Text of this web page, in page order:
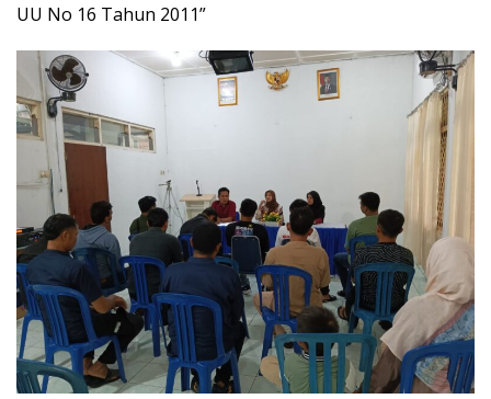
UU No 16 Tahun 2011”